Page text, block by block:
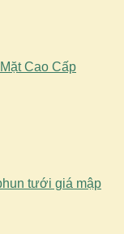
Cao Cấp
tưới giá mập